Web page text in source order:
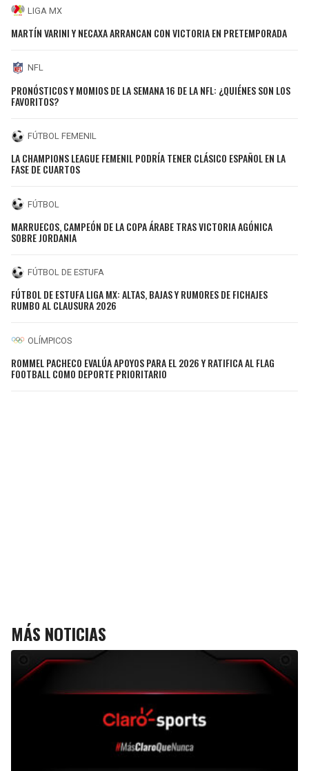
LIGA MX
MARTÍN VARINI Y NECAXA ARRANCAN CON VICTORIA EN PRETEMPORADA
NFL
PRONÓSTICOS Y MOMIOS DE LA SEMANA 16 DE LA NFL: ¿QUIÉNES SON LOS
FAVORITOS?
FÚTBOL FEMENIL
LA CHAMPIONS LEAGUE FEMENIL PODRÍA TENER CLÁSICO ESPAÑOL EN LA
FASE DE CUARTOS
FÚTBOL
MARRUECOS, CAMPEÓN DE LA COPA ÁRABE TRAS VICTORIA AGÓNICA
SOBRE JORDANIA
FÚTBOL DE ESTUFA
FÚTBOL DE ESTUFA LIGA MX: ALTAS, BAJAS Y RUMORES DE FICHAJES
RUMBO AL CLAUSURA 2026
OLÍMPICOS
ROMMEL PACHECO EVALÚA APOYOS PARA EL 2026 Y RATIFICA AL FLAG
FOOTBALL COMO DEPORTE PRIORITARIO
MÁS NOTICIAS